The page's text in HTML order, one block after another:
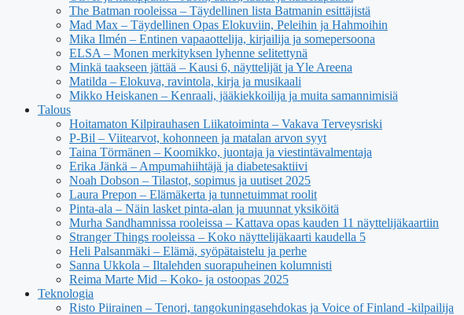
The Batman rooleissa – Täydellinen lista Batmanin esittäjistä
Mad Max – Täydellinen Opas Elokuviin, Peleihin ja Hahmoihin
Mika Ilmén – Entinen vapaaottelija, kirjailija ja somepersoona
ELSA – Monen merkityksen lyhenne selitettynä
Minkä taakseen jättää – Kausi 6, näyttelijät ja Yle Areena
Matilda – Elokuva, ravintola, kirja ja musikaali
Mikko Heiskanen – Kenraali, jääkiekkoilija ja muita samannimisiä
Talous
Hoitamaton Kilpirauhasen Liikatoiminta – Vakava Terveysriski
P-Bil – Viitearvot, kohonneen ja matalan arvon syyt
Taina Törmänen – Koomikko, juontaja ja viestintävalmentaja
Erika Jänkä – Ampumahiihtäjä ja diabetesaktiivi
Noah Dobson – Tilastot, sopimus ja uutiset 2025
Laura Prepon – Elämäkerta ja tunnetuimmat roolit
Pinta-ala – Näin lasket pinta-alan ja muunnat yksiköitä
Murha Sandhamnissa rooleissa – Kattava opas kauden 11 näyttelijäkaartiin
Stranger Things rooleissa – Koko näyttelijäkaarti kaudella 5
Heli Palsanmäki – Elämä, syöpätaistelu ja perhe
Sanna Ukkola – Iltalehden suorapuheinen kolumnisti
Reima Marte Mid – Koko- ja ostoopas 2025
Teknologia
Risto Piirainen – Tenori, tangokuningasehdokas ja Voice of Finland -kilpailija